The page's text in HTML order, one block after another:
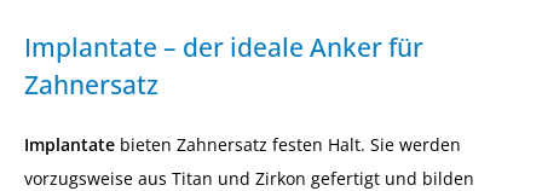
Implantate – der ideale Anker für
Zahnersatz
Implantate bieten Zahnersatz festen Halt. Sie werden
vorzugsweise aus Titan und Zirkon gefertigt und bilden